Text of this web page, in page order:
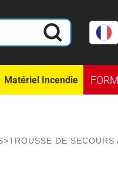
Matériel Incendie
>TROUSSE DE